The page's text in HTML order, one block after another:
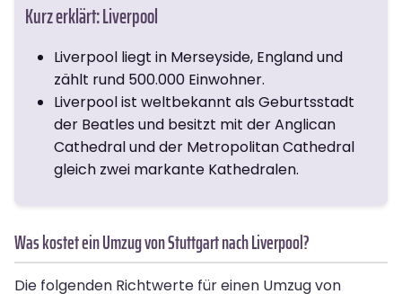
Kurz erklärt: Liverpool
Liverpool liegt in Merseyside, England und
zählt rund 500.000 Einwohner.
Liverpool ist weltbekannt als Geburtsstadt
der Beatles und besitzt mit der Anglican
Cathedral und der Metropolitan Cathedral
gleich zwei markante Kathedralen.
Was kostet ein Umzug von Stuttgart nach Liverpool?
Die folgenden Richtwerte für einen Umzug von